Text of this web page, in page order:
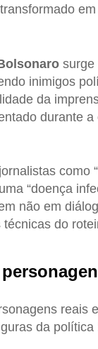
surge
inimigos
da
durante a
como
“doença
não em
do
reais
da política